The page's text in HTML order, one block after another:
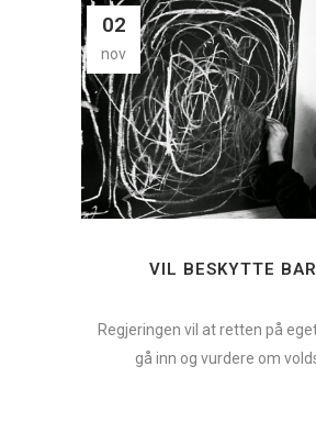
02
nov
VIL BESKYTTE
Regjeringen vil at retten på
gå inn og vurdere om